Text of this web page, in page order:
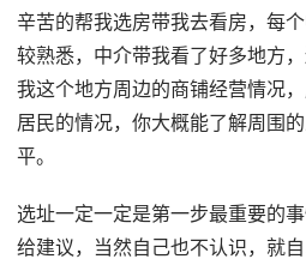
辛苦的帮我选房带我去看房，每
较熟悉，中介带我看了好多地方
我这个地方周边的商铺经营情况
居民的情况，你大概能了解周围
平。
选址一定一定是第一步最重要的
给建议，当然自己也不认识，就